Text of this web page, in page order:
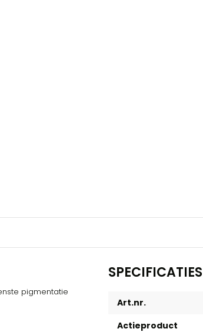
pigmentatie
SPECIFICATIES
Art.nr.
Actieproduct